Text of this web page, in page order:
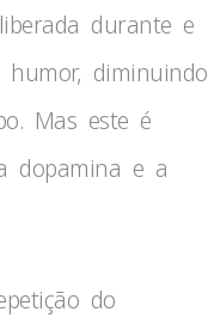
durante e
diminuindo
Mas este é
dopamina e a
do